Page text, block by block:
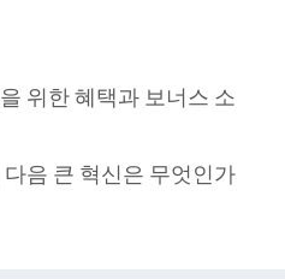
위한 혜택과 보너스 소
음 큰 혁신은 무엇인가